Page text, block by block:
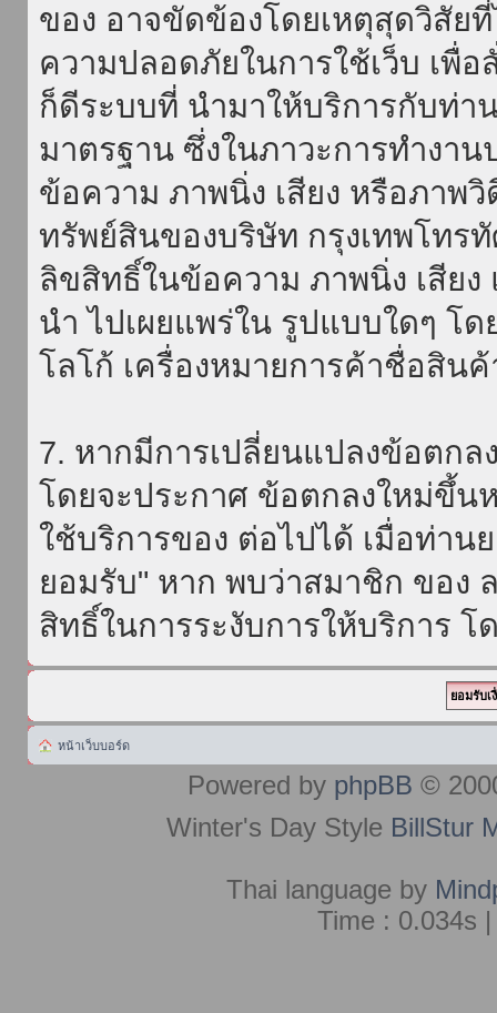
ของ อาจขัดข้องโดยเหตุสุดวิสัย
ความปลอดภัยในการใช้เว็บ เพื่
ก็ดีระบบที่ นำมาให้บริการกับท่
มาตรฐาน ซึ่งในภาวะการทำงา
ข้อความ ภาพนิ่ง เสียง หรือภาพ
ทรัพย์สินของบริษัท กรุงเทพโทร
ลิขสิทธิ์ในข้อความ ภาพนิ่ง เสีย
นำ ไปเผยแพร่ใน รูปแบบใดๆ โ
โลโก้ เครื่องหมายการค้าชื่อสิน
7. หากมีการเปลี่ยนแปลงข้อตกล
โดยจะประกาศ ข้อตกลงใหม่ขึ้น
ใช้บริการของ ต่อไปได้ เมื่อท่า
ยอมรับ" หาก พบว่าสมาชิก ของ
สิทธิ์ในการระงับการให้บริการ
หน้าเว็บบอร์ด
Powered by phpBB ©
Winter's Day Style BillStur
Thai language by
Time : 0.034s